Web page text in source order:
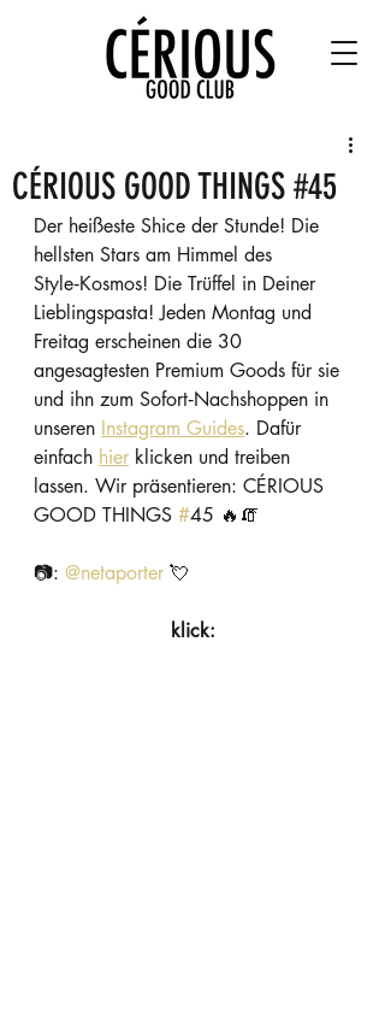
CÉRIOUS GOOD THINGS #45
Der heißeste Shice der Stunde! Die
hellsten Stars am Himmel des
Style‑Kosmos! Die Trüffel in Deiner
Lieblingspasta! Jeden Montag und
Freitag erscheinen die 30
angesagtesten Premium Goods für sie
und ihn zum Sofort‑Nachshoppen in
unseren Instagram Guides. Dafür
einfach hier klicken und treiben
lassen. Wir präsentieren: CÉRIOUS
GOOD THINGS #45 🔥🧯
📷: @netaporter 💘
klick: